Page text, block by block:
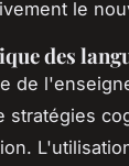
le
des
de
stratégies